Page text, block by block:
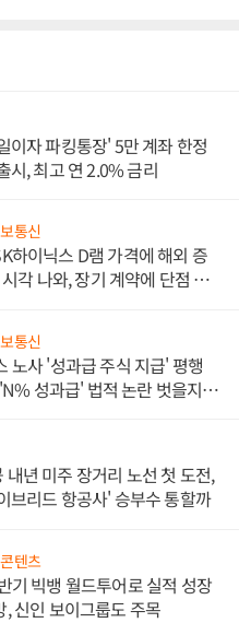
이자 파킹통장' 5만 계좌 한정
시, 최고 연 2.0% 금리
통신
하이닉스 D램 가격에 해외 증
각 나와, 장기 계약에 단점 부
통신
노사 '성과급 주식 지급' 평행
성과급' 법적 논란 벗을지 주
내년 미주 장거리 노선 첫 도전,
브리드 항공사' 승부수 통할까
텐츠
기 빅뱅 월드투어로 실적 성장
, 신인 보이그룹도 주목